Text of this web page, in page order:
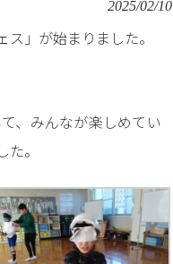
2025/02/10
」が始まりました。
、みんなが楽しめてい
。